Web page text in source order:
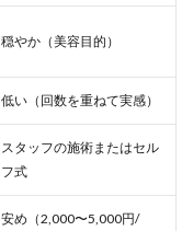
穏やか（美容目的）
低い（回数を重ねて実感）
スタッフの施術またはセル
フ式
安め（2,000〜5,000円/